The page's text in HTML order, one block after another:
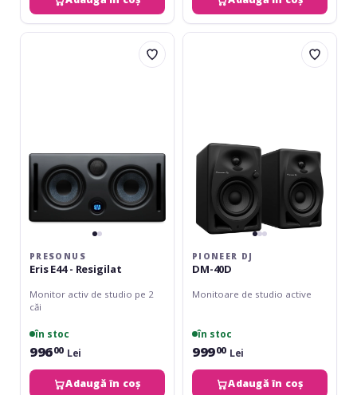
Presonus
PRESONUS
Eris E44 - Resigilat
Monitor activ de studio pe 2
căi
în stoc
99600 Lei
Adaugă în coș
Pioneer
PIONEER DJ
DM-40D
Monitoare de studio active
în stoc
99900 Lei
Adaugă în coș